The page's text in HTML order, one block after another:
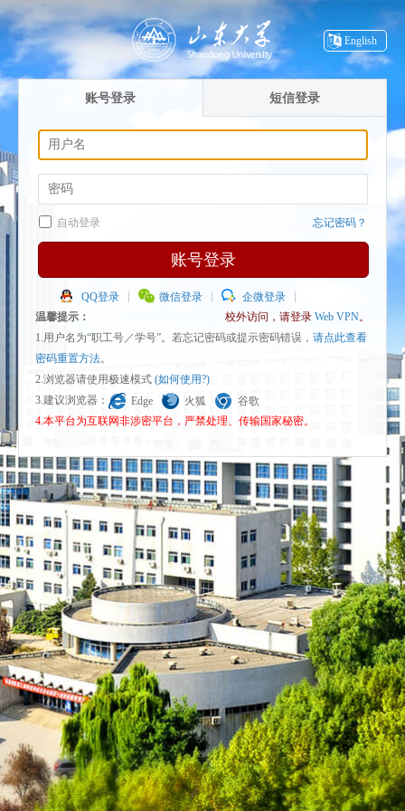
English
账号登录 短信登录
自动登录 忘记密码？
账号登录
QQ登录 微信登录
企微登录
温馨提示：
校外访问，请登录 Web VPN。
1.用户名为“职工号／学号”。若忘记密码或提示密码错误， 请点此查看
密码重置方法。
2.浏览器请使用极速模式 (如何使用?)
3.建议浏览器：
Edge 火狐
谷歌
4.本平台为互联网非涉密平台，严禁处理、传输国家秘密。